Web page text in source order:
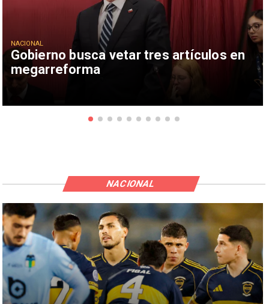
Gobierno busca vetar tres artículos en
megarreforma
NACIONAL
NACIONAL